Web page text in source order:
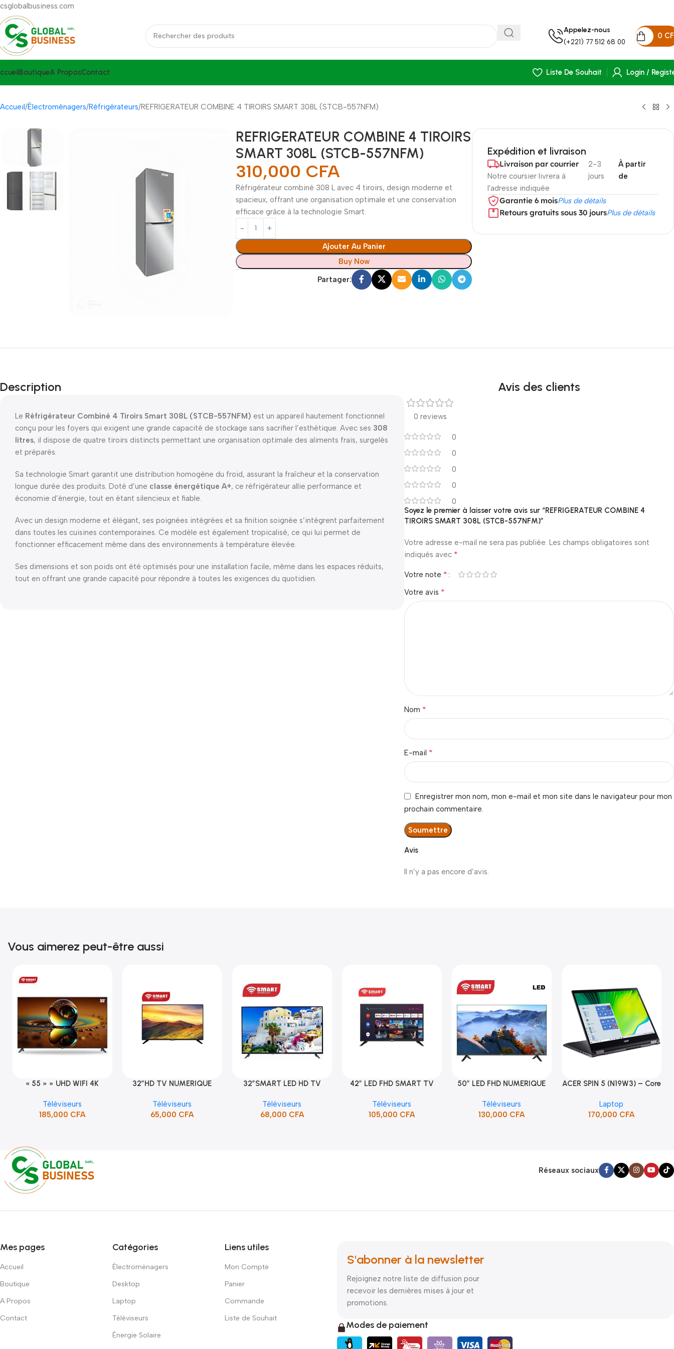
csglobalbusiness.com
Appelez-nous
(+221) 77 512 68 00
0
BoutiqueA ProposContact Liste De Souhait Login /
Accueil Électroménagers Réfrigérateurs REFRIGERATEUR COMBINE 4 TIROIRS SMART 308L (STCB-557NFM)
REFRIGERATEUR COMBINE 4 TIROIRS
SMART 308L (STCB-557NFM)
310,000 CFA
Réfrigérateur combiné 308 L avec 4 tiroirs, design moderne et
spacieux, offrant une organisation optimale et une conservation
efficace grâce à la technologie Smart.
Ajouter Au Panier
Buy Now
Partager:
Expédition et livraison
Livraison par courrier
Notre coursier livrera à
l'adresse indiquée
2-3
jours
À partir
de
Garantie 6 moisPlus de détails
Retours gratuits sous 30 joursPlus de détails
Description
Le Réfrigérateur Combiné 4 Tiroirs Smart 308L (STCB-557NFM) est un appareil hautement fonctionnel
conçu pour les foyers qui exigent une grande capacité de stockage sans sacrifier l’esthétique. Avec ses 308
litres, il dispose de quatre tiroirs distincts permettant une organisation optimale des aliments frais, surgelés
et préparés.
Sa technologie Smart garantit une distribution homogène du froid, assurant la fraîcheur et la conservation
longue durée des produits. Doté d’une classe énergétique A+, ce réfrigérateur allie performance et
économie d’énergie, tout en étant silencieux et fiable.
Avec un design moderne et élégant, ses poignées intégrées et sa finition soignée s’intègrent parfaitement
dans toutes les cuisines contemporaines. Ce modèle est également tropicalisé, ce qui lui permet de
fonctionner efficacement même dans des environnements à température élevée.
Ses dimensions et son poids ont été optimisés pour une installation facile, même dans les espaces réduits,
tout en offrant une grande capacité pour répondre à toutes les exigences du quotidien.
Avis des clients
0 reviews
0
0
0
0
0
Avis
Il n’y a pas encore d’avis.
Soyez le premier à laisser votre avis sur “REFRIGERATEUR COMBINE 4
TIROIRS SMART 308L (STCB-557NFM)”
Votre adresse e-mail ne sera pas publiée. Les champs obligatoires sont
indiqués avec *
Votre note *
Votre avis *
Nom *
E-mail *
Enregistrer mon nom, mon e-mail et mon site dans le navigateur pour mon
prochain commentaire.
Vous aimerez peut-être aussi
Ajouter Au Panier
« 55 » » UHD WIFI 4K
Téléviseurs
185,000 CFA
Ajouter Au Panier
32″HD TV NUMERIQUE
BORDURE/SUPPORT(STT-
5132A)
Téléviseurs
65,000 CFA
Ajouter Au Panier
32″SMART LED HD TV
5132SA)
Téléviseurs
68,000 CFA
Ajouter Au Panier
42″ LED FHD SMART TV
Téléviseurs
105,000 CFA
Ajouter Au Panier
50″ LED FHD NUMERIQUE
Téléviseurs
130,000 CFA
Ajouter Au Panier
ACER SPIN 5 (N19W3) – Core
Laptop
170,000 CFA
Réseaux sociaux
Mes pages
Accueil
Boutique
A Propos
Contact
Catégories
Électroménagers
Desktop
Laptop
Téléviseurs
Énergie Solaire
Liens utiles
Mon Compte
Panier
Commande
Liste de Souhait
S'abonner à la newsletter
Rejoignez notre liste de diffusion pour
recevoir les dernières mises à jour et
promotions.
Modes de paiement